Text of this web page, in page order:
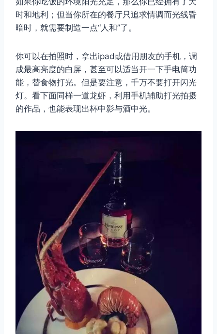
时和地利；但当你所在的餐厅只追求情调而光线昏
暗时，就需要制造一点“人和”了。
你可以在拍照时，拿出ipad或借用朋友的手机，调
成最高亮度的白屏，甚至可以适当开一下手电筒功
能，替食物打光。但是要注意，千万不要打开闪光
灯。看下面同样一道龙虾，利用手机辅助打光拍摄
的作品，也能表现出杯中影与酒中光。